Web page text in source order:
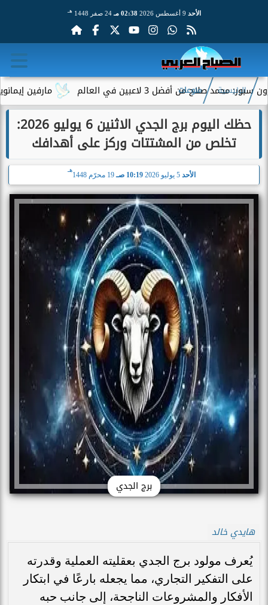
الأحد 02:38 مـ 24 صفر 1448 هـ
مارفين إيمانويل.. من أفضل 3 لاعبين في العالم
الرئيسية منوعات
حظك اليوم برج الجدي الاثنين 6 يوليو 2026:
تخلص من المشتتات وركز على أهدافك
الأحد 10:19 صـ 19 محرّم 1448
هـ
برج الجدي
هايدي خالد
يُعرف مولود برج الجدي بعقليته العملية وقدرته
على التفكير التجاري، مما يجعله بارعًا في ابتكار
الأفكار والمشروعات الناجحة، إلى جانب حبه